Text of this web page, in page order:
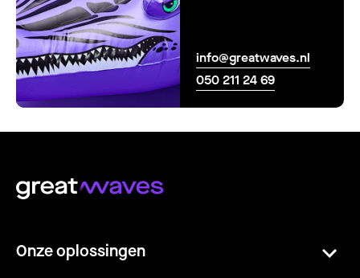
info@greatwaves.nl
050 211 24 69
Onze oplossingen